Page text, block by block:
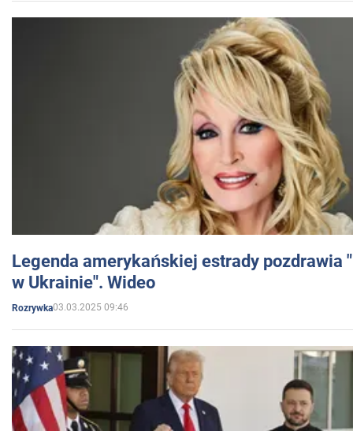
Legenda amerykańskiej estrady pozdrawia
w Ukrainie". Wideo
Rozrywka03.03.2025 09:46